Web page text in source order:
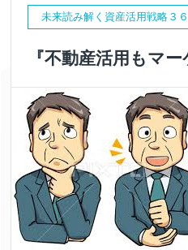
未来読み解く資産活用戦略３
『不動産活用もマ